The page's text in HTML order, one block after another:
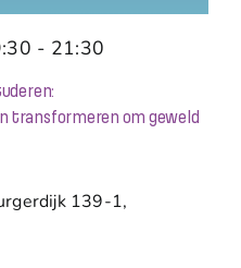
transformeren om geweld
- 21:30
139-1,